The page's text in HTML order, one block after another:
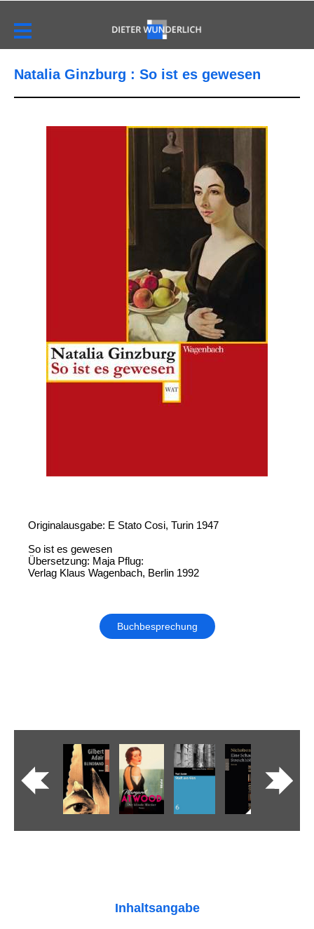
Natalia Ginzburg : So ist es gewesen
Originalausgabe: E Stato Cosi, Turin 1947
So ist es gewesen
Übersetzung: Maja Pflug:
Verlag Klaus Wagenbach, Berlin 1992
Buchbesprechung
Inhaltsangabe